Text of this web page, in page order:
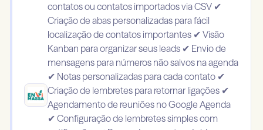
contatos ou contatos importados via CSV ✔
Criação de abas personalizadas para fácil
localização de contatos importantes ✔ Visão
Kanban para organizar seus leads ✔ Envio de
mensagens para números não salvos na agenda
✔ Notas personalizadas para cada contato ✔
Criação de lembretes para retornar ligações ✔
Agendamento de reuniões no Google Agenda
✔ Configuração de lembretes simples com